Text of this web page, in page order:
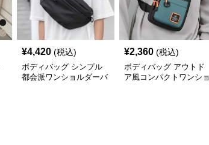
¥4,420 (税込)
ボディバッグ シンプル
都会派ワンショルダーバ
¥2,360 (税込)
ボディバッグ アウトド
ア風コンパクトワンショ